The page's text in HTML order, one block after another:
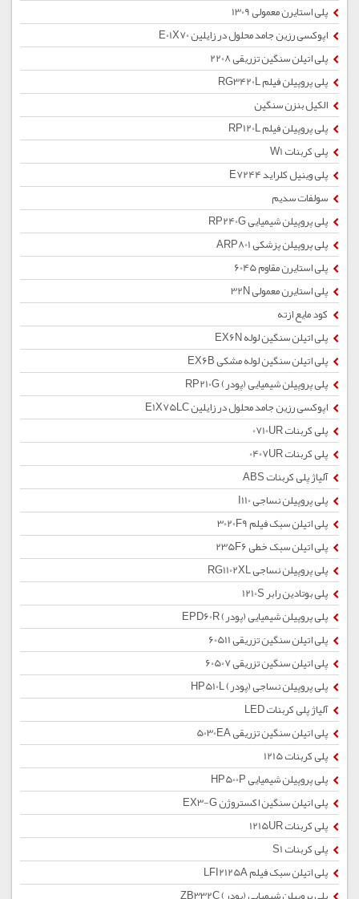
پلی استایرن معمولی 1309
اپوکسی رزین جامد محلول در زایلین E01X70
پلی اتیلن سنگین تزریقی 2208
پلی پروپیلن فیلم RG3420L
الکیل بنزن سنگین
پلی پروپیلن فیلم RP120L
پلی کربنات W1
پلی وینیل کلراید E7244
سولفات سدیم
پلی پروپیلن شیمیایی RP240G
پلی پروپیلن پزشکی ARP801
پلی استایرن مقاوم 6045
پلی استایرن معمولی 32N
کود مایع ازته
پلی اتیلن سنگین لوله EX6N
پلی اتیلن سنگین لوله مشکی EX6B
پلی پروپیلن شیمیایی (پودر) RP210G
اپوکسی رزین جامد محلول در زایلین E1X75LC
پلی کربنات 0710UR
پلی کربنات 0407UR
آلیاژ پلی کربنات ABS
پلی پروپیلن نساجی I110
پلی اتیلن سبک فیلم 3020F9
پلی اتیلن سبک خطی 235F6
پلی پروپیلن نساجی RG1102XL
پلی بوتادین رابر 1210S
پلی پروپیلن شیمیایی (پودر) EPD60R
پلی اتیلن سنگین تزریقی 60511
پلی اتیلن سنگین تزریقی 60507
پلی پروپیلن نساجی (پودر) HP510L
آلیاژ پلی کربنات LED
پلی اتیلن سنگین تزریقی 5030EA
پلی کربنات 1215
پلی پروپیلن شیمیایی HP500P
پلی اتیلن سنگین اکستروژن EX3-G
پلی کربنات 1215UR
پلی کربنات S1
پلی اتیلن سبک فیلم LFI2125A